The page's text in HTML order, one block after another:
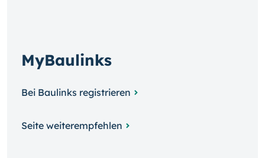
MyBaulinks
Bei Baulinks registrieren
Seite weiterempfehlen